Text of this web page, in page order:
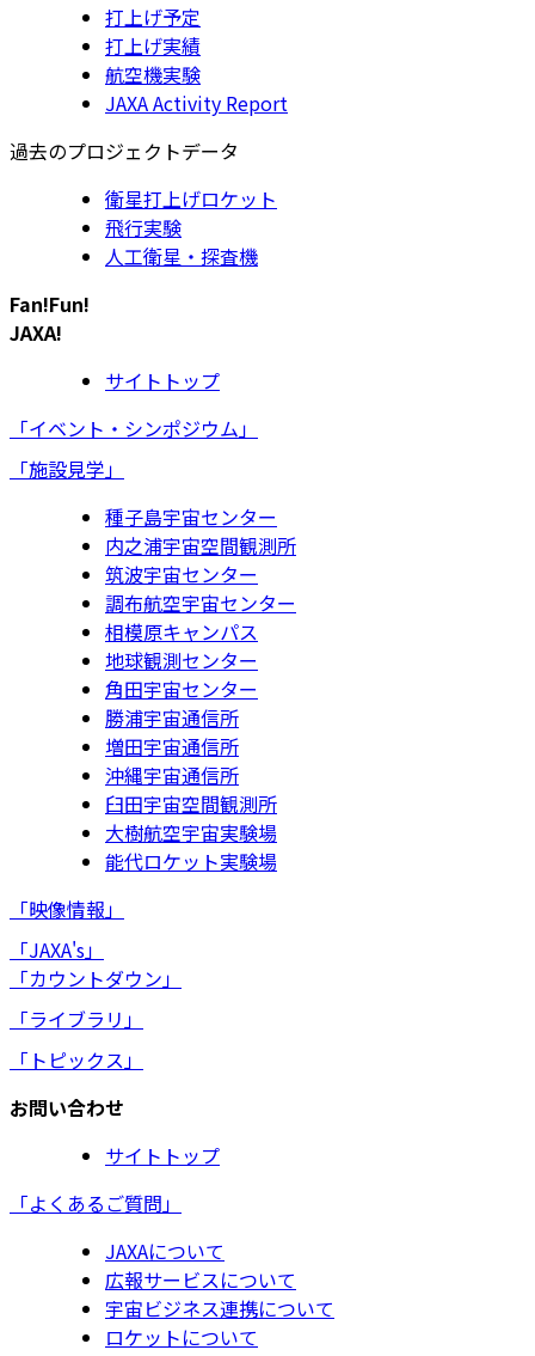
打上げ予定
打上げ実績
航空機実験
JAXA Activity Report
過去のプロジェクトデータ
衛星打上げロケット
飛行実験
人工衛星・探査機
Fan!Fun!
JAXA!
サイトトップ
「イベント・シンポジウム」
「施設見学」
種子島宇宙センター
内之浦宇宙空間観測所
筑波宇宙センター
調布航空宇宙センター
相模原キャンパス
地球観測センター
角田宇宙センター
勝浦宇宙通信所
増田宇宙通信所
沖縄宇宙通信所
臼田宇宙空間観測所
大樹航空宇宙実験場
能代ロケット実験場
「映像情報」
「JAXA's」
「カウントダウン」
「ライブラリ」
「トピックス」
お問い合わせ
サイトトップ
「よくあるご質問」
JAXAについて
広報サービスについて
宇宙ビジネス連携について
ロケットについて